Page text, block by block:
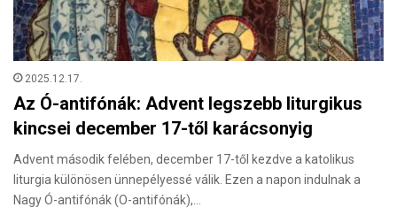
2025.12.17.
Az Ó-antifónák: Advent legszebb liturgikus
kincsei december 17-től karácsonyig
Advent második felében, december 17-től kezdve a katolikus
liturgia különösen ünnepélyessé válik. Ezen a napon indulnak a
Nagy Ó-antifónák (O-antifónák),…